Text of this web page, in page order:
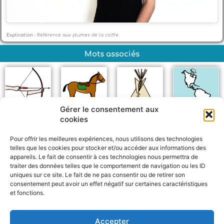
Gérer le consentement aux
cookies
Pour offrir les meilleures expériences, nous utilisons des technologies
telles que les cookies pour stocker et/ou accéder aux informations des
appareils. Le fait de consentir à ces technologies nous permettra de
traiter des données telles que le comportement de navigation ou les ID
uniques sur ce site. Le fait de ne pas consentir ou de retirer son
consentement peut avoir un effet négatif sur certaines caractéristiques
et fonctions.
Accepter
Explication : Référence aux plumes de la coiffe.
Mots associés
Cheval Amériques
a
h
e
s
a